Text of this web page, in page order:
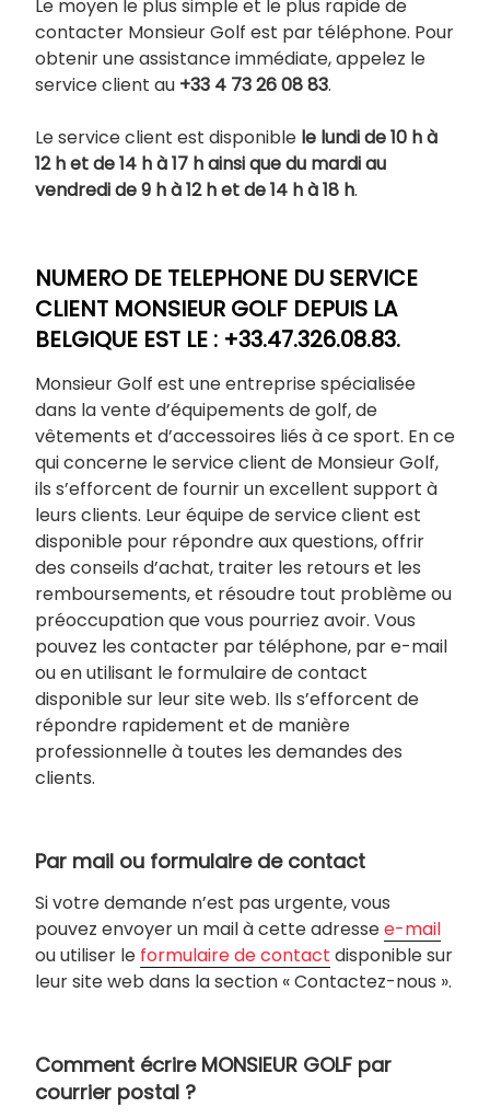
Le moyen le plus simple et le plus rapide de
contacter Monsieur Golf est par téléphone. Pour
obtenir une assistance immédiate, appelez le
service client au +33 4 73 26 08 83.
Le service client est disponible le lundi de 10 h à
12 h et de 14 h à 17 h ainsi que du mardi au
vendredi de 9 h à 12 h et de 14 h à 18 h.
NUMERO DE TELEPHONE DU SERVICE
CLIENT MONSIEUR GOLF DEPUIS LA
BELGIQUE EST LE : +33.47.326.08.83.
Monsieur Golf est une entreprise spécialisée
dans la vente d’équipements de golf, de
vêtements et d’accessoires liés à ce sport. En ce
qui concerne le service client de Monsieur Golf,
ils s’efforcent de fournir un excellent support à
leurs clients. Leur équipe de service client est
disponible pour répondre aux questions, offrir
des conseils d’achat, traiter les retours et les
remboursements, et résoudre tout problème ou
préoccupation que vous pourriez avoir. Vous
pouvez les contacter par téléphone, par e-mail
ou en utilisant le formulaire de contact
disponible sur leur site web. Ils s’efforcent de
répondre rapidement et de manière
professionnelle à toutes les demandes des
clients.
Par mail ou formulaire de contact
Si votre demande n’est pas urgente, vous
pouvez envoyer un mail à cette adressee-mail
ou utiliser le formulaire de contact disponible sur
leur site web dans la section « Contactez-nous ».
Comment écrire MONSIEUR GOLF par
courrier postal ?